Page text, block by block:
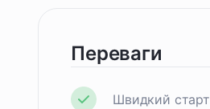
Переваги
Швидкий старт